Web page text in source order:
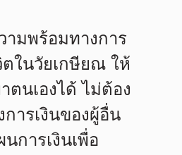
ามพร้อมทางการ
ตในวัยเกษียณ ให้
ตนเองได้ ไม่ต้อง
การเงินของผู้อื่น
การเงินเพื่อ